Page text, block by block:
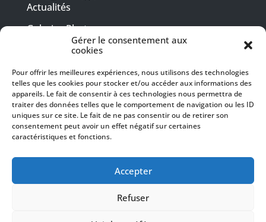
Gérer le consentement aux
cookies
Pour offrir les meilleures expériences, nous utilisons des technologies
telles que les cookies pour stocker et/ou accéder aux informations des
appareils. Le fait de consentir à ces technologies nous permettra de
traiter des données telles que le comportement de navigation ou les ID
uniques sur ce site. Le fait de ne pas consentir ou de retirer son
consentement peut avoir un effet négatif sur certaines
caractéristiques et fonctions.
Accepter
Refuser
Actualités
Galeries Photos
Vidéothèque
Presse
Programme PDF
Billetterie
Recrutement
Mentions légales
SUIVEZ-NOUS